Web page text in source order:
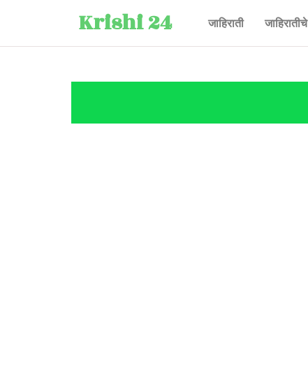
Krishi 24 जाहिराती